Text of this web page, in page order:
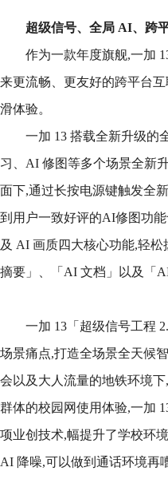
超级信号、全局 AI、 跨
作为一款年度旗舰,一加
来更流畅、更友好的跨平台
滑体验。
一加 13 搭载全新升级的
习、AI 修图等多个场景全新
面下,通过长按电源键触发全
到用户一致好评的AI修图功
及 AI 画质四大核心功能,轻
摘要」、「AI 文档」以及「
一加 13「超级信号工程
场景痛点,打造全场景全天候
会以及大人流量的地铁环境
群体的校园网使用体验,一加
项业创技术,幅提升了学校环
AI 降噪,可以做到通话环境再